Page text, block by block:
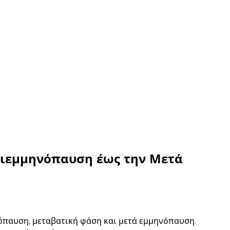
έως την Μετά
μεταβατική φάση και μετά εμμηνόπαυση.